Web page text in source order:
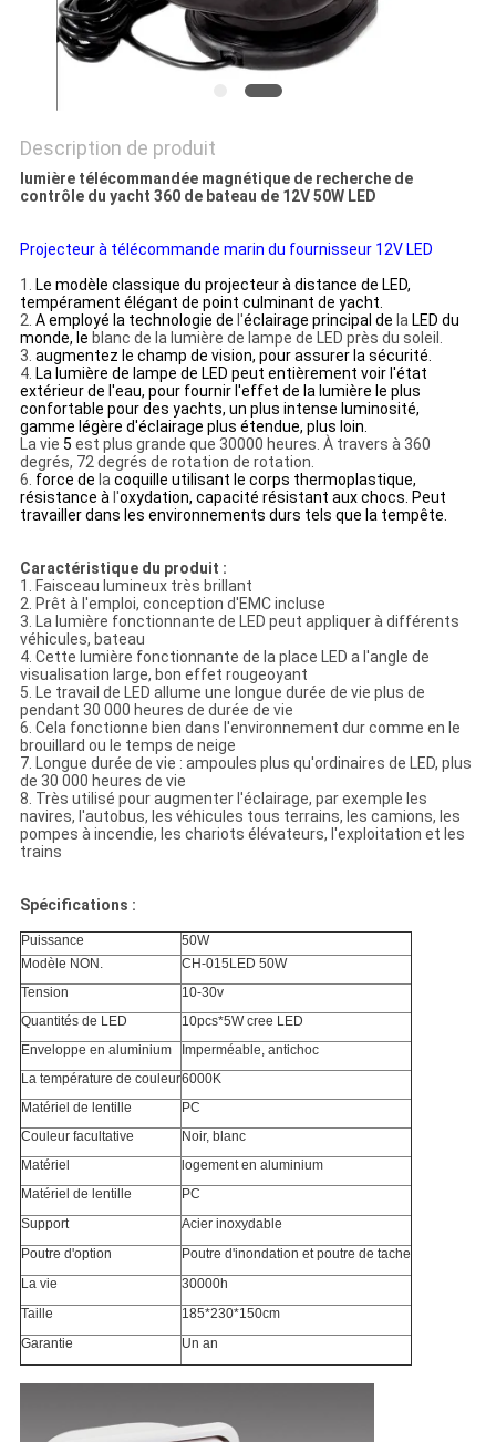
Description de produit
lumière télécommandée magnétique de recherche de
contrôle du yacht 360 de bateau de 12V 50W LED
Projecteur à télécommande marin du fournisseur 12V LED
1. Le modèle classique du projecteur à distance de LED,
tempérament élégant de point culminant de yacht.
2. A employé la technologie de l'éclairage principal de la LED du
monde, le blanc de la lumière de lampe de LED près du soleil.
3. augmentez le champ de vision, pour assurer la sécurité.
4. La lumière de lampe de LED peut entièrement voir l'état
extérieur de l'eau, pour fournir l'effet de la lumière le plus
confortable pour des yachts, un plus intense luminosité,
gamme légère d'éclairage plus étendue, plus loin.
La vie 5 est plus grande que 30000 heures. À travers à 360
degrés, 72 degrés de rotation de rotation.
6. force de lacoquille utilisant le corps thermoplastique,
résistance àl'oxydation, capacité résistant aux chocs. Peut
travailler dans les environnements durs tels que la tempête.
Caractéristique du produit :
1. Faisceau lumineux très brillant
2. Prêt à l'emploi, conception d'EMC incluse
3. La lumière fonctionnante de LED peut appliquer à différents
véhicules, bateau
4. Cette lumière fonctionnante de la place LED a l'angle de
visualisation large, bon effet rougeoyant
5. Le travail de LED allume une longue durée de vie plus de
pendant 30 000 heures de durée de vie
6. Cela fonctionne bien dans l'environnement dur comme en le
brouillard ou le temps de neige
7. Longue durée de vie : ampoules plus qu'ordinaires de LED, plus
de 30 000 heures de vie
8. Très utilisé pour augmenter l'éclairage, par exemple les
navires, l'autobus, les véhicules tous terrains, les camions, les
pompes à incendie, les chariots élévateurs, l'exploitation et les
trains
Spécifications :
Puissance
50W
Modèle NON.
CH-015LED 50W
Tension
10-30v
Quantités de LED
10pcs*5W cree LED
Enveloppe en aluminium
Imperméable, antichoc
La température de couleur6000K
Matériel de lentille
PC
Couleur facultative
Noir, blanc
Matériel
logement en aluminium
Matériel de lentille
PC
Support
Acier inoxydable
Poutre d'option
Poutre d'inondation et poutre de tache
La vie
30000h
Taille
185*230*150cm
Garantie
Un an